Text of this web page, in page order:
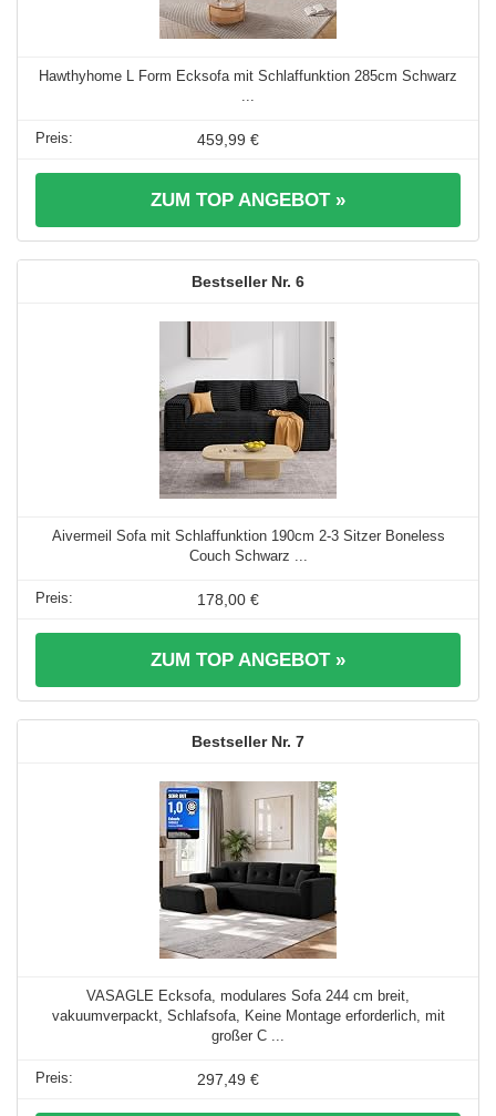
Hawthyhome L Form Ecksofa mit Schlaffunktion 285cm Schwarz
459,99 €
ZUM TOP ANGEBOT »
6
Aivermeil Sofa mit Schlaffunktion 190cm 2-3 Sitzer Boneless
Couch Schwarz ...
178,00 €
ZUM TOP ANGEBOT »
7
VASAGLE Ecksofa, modulares Sofa 244 cm breit,
vakuumverpackt, Schlafsofa, Keine Montage erforderlich, mit
großer C ...
297,49 €